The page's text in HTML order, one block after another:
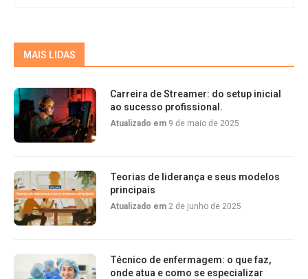
MAIS LIDAS
Carreira de Streamer: do setup inicial
ao sucesso profissional.
Atualizado em 9 de maio de 2025
Teorias de liderança e seus modelos
principais
Atualizado em 2 de junho de 2025
Técnico de enfermagem: o que faz,
onde atua e como se especializar